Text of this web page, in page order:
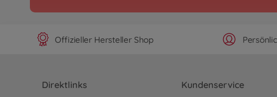
Offizieller Hersteller Shop
Direktlinks Kundenservice